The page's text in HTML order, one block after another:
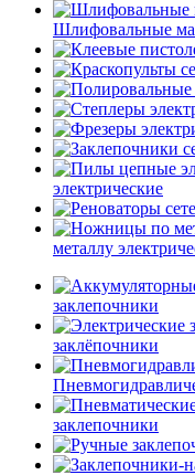
Шлифовальные
электрические
металлу
заклепочники
заклёпочники
заклепочники